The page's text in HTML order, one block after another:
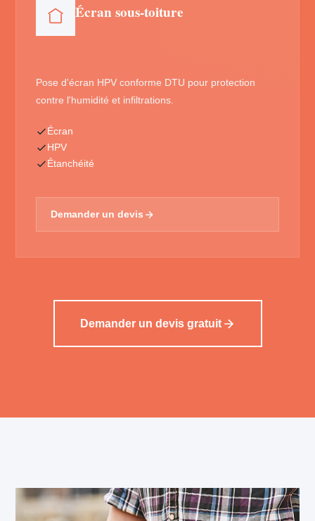
Écran sous-toiture
Pose d'écran HPV conforme DTU pour protection
contre l'humidité et infiltrations.
Écran
HPV
Étanchéité
Demander un devis
Demander un devis gratuit